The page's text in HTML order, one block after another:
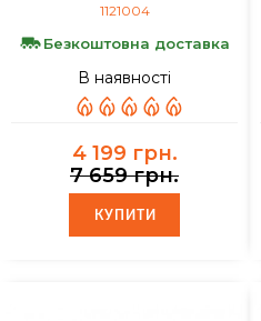
1121004
Безкоштовна доставка
В наявності
4 199 грн.
7 659 грн.
КУПИТИ
КУПИТИ